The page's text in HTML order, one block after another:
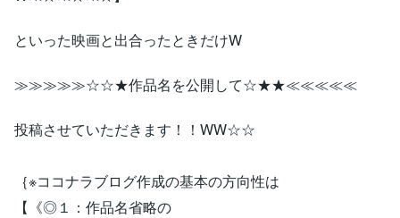
といった映画と出合ったときだけW
≫≫≫≫≫☆☆★作品名を公開して☆★★≪≪≪≪≪
投稿させていただきます！！WW☆☆
｛※ココナラブログ作成の基本の方向性は
【《◎１：作品名省略の